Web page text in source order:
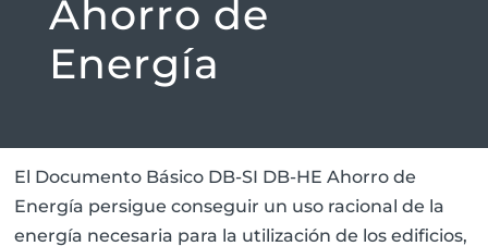
Ahorro de
Energía
El Documento Básico DB-SI DB-HE Ahorro de
Energía persigue conseguir un uso racional de la
energía necesaria para la utilización de los edificios,